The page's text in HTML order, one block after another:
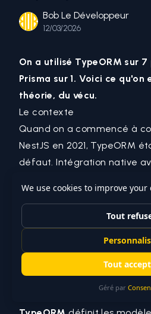
Bob Le Développeur
12/03/2026
On a utilisé TypeORM sur
Prisma sur 1. Voici ce
théorie, du vécu.
Le contexte
Quand on a commencé à
NestJS en 2021, TypeORM
défaut. Intégration native
Puis Prisma est arrivé avec
radicalement différente :
safe par design, et une DX
On a basculé un projet sur
ce qu'on a appris.
Définition des modèles :